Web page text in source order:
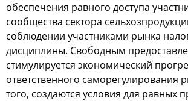
обеспечения равного доступа
сообщества сектора
соблюдении участниками рынка
дисциплины. Свободным
стимулируется экономический
ответственного саморегулирования
того, создаются условия для равных